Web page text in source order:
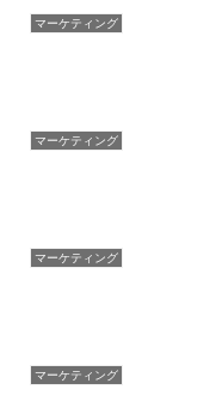
マーケティング
マーケティング
マーケティング
マーケティング